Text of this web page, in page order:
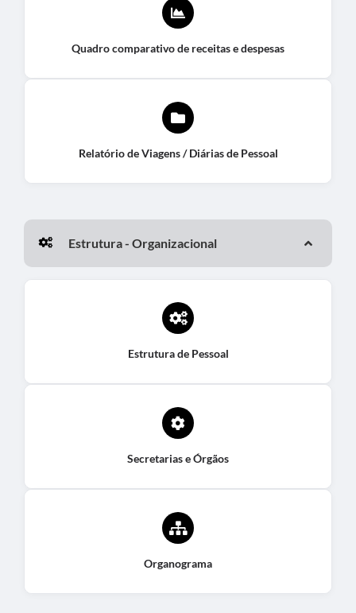
Quadro comparativo de receitas e despesas
Relatório de Viagens / Diárias de Pessoal
Estrutura - Organizacional
Estrutura de Pessoal
Secretarias e Órgãos
Organograma